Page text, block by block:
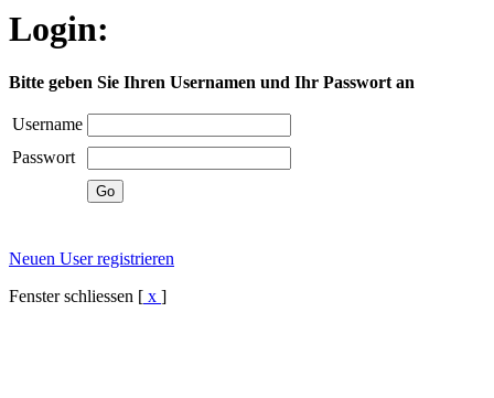
Login:
Bitte geben Sie Ihren Usernamen und Ihr Passwort an
Username
Passwort
Neuen User registrieren
Fenster schliessen [ x ]